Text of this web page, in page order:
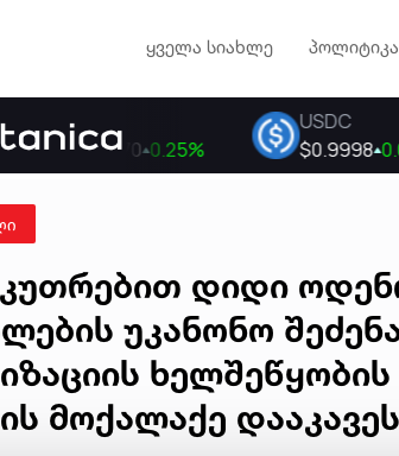
ყველა სიახლე პოლიტიკა
დიდი
უკანონო
მოქალაქე დააკავეს